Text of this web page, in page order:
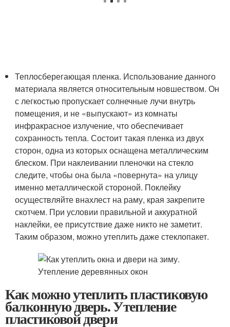
Теплосберегающая пленка. Использование данного
материала является относительным новшеством. Он
с легкостью пропускает солнечные лучи внутрь
помещения, и не «выпускают» из комнаты
инфракрасное излучение, что обеспечивает
сохранность тепла. Состоит такая пленка из двух
сторон, одна из которых оснащена металлическим
блеском. При наклеивании пленочки на стекло
следите, чтобы она была «повернута» на улицу
именно металлической стороной. Поклейку
осуществляйте внахлест на раму, края закрепите
скотчем. При условии правильной и аккуратной
наклейки, ее присутствие даже никто не заметит.
Таким образом, можно утеплить даже стеклопакет.
Как можно утеплить пластиковую
балконную дверь. Утепление
пластиковой двери